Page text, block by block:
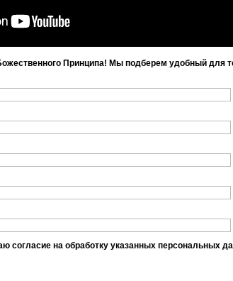
Принципа! Мы подберем удобный для
согласие на обработку указанных персональных